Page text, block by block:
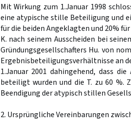
Mit Wirkung zum 1.Januar 1998
eine atypische stille Beteiligung und
für die beiden Angeklagten und 20%
K. nach seinem Ausscheiden bei
Gründungsgesellschafters Hu. von
Ergebnisbeteiligungsverhältnisse an
1.Januar 2001 dahingehend, dass
beteiligt wurden und die T. zu 60 %.
Beendigung der atypisch stillen
2. Ursprüngliche Vereinbarungen